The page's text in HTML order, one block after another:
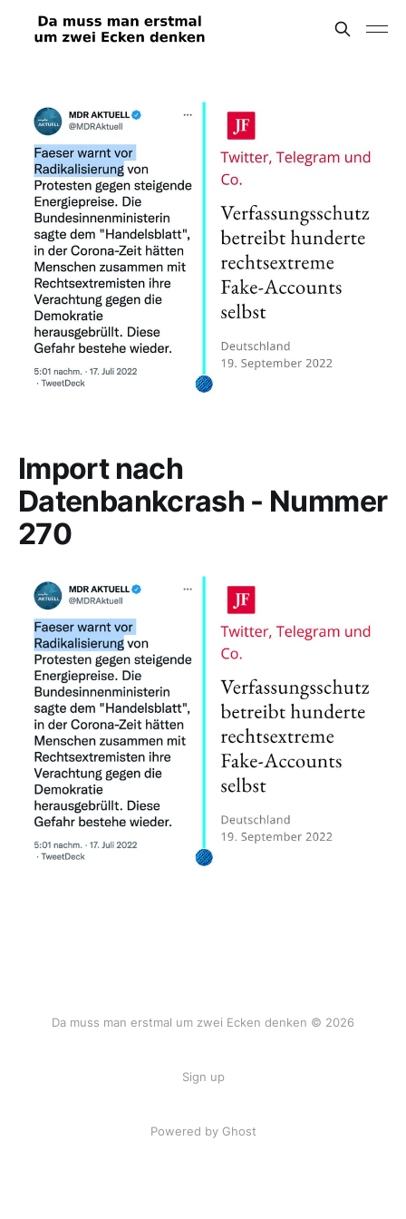
Import nach
Datenbankcrash - Nummer
270
Da muss man erstmal um zwei Ecken denken © 2026
Sign up
Powered by Ghost